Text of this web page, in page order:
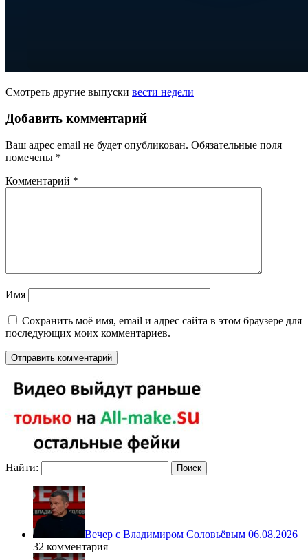
Смотреть другие выпуски вести недели
Добавить комментарий
Ваш адрес email не будет опубликован. Обязательные поля
помечены *
Комментарий *
Имя
Сохранить моё имя, email и адрес сайта в этом браузере для
последующих моих комментариев.
Найти:
Вечер с Владимиром Соловьёвым 06.08.2026
32 комментария